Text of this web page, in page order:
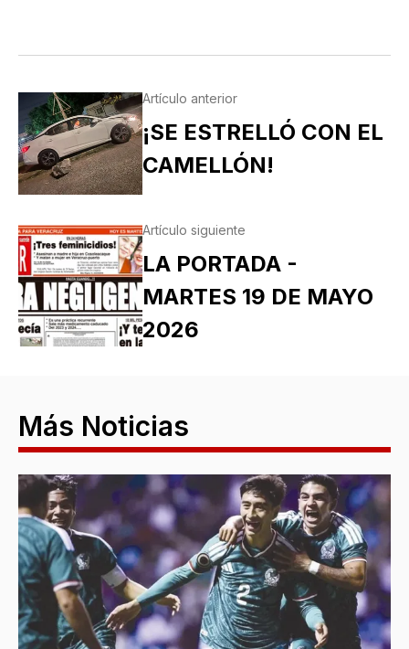
Artículo anterior
¡SE ESTRELLÓ CON EL
CAMELLÓN!
Artículo siguiente
LA PORTADA -
MARTES 19 DE MAYO
2026
Más Noticias